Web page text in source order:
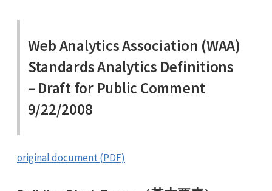
Web Analytics Association (WAA)
Standards Analytics Definitions
– Draft for Public Comment
9/22/2008
original document (PDF)